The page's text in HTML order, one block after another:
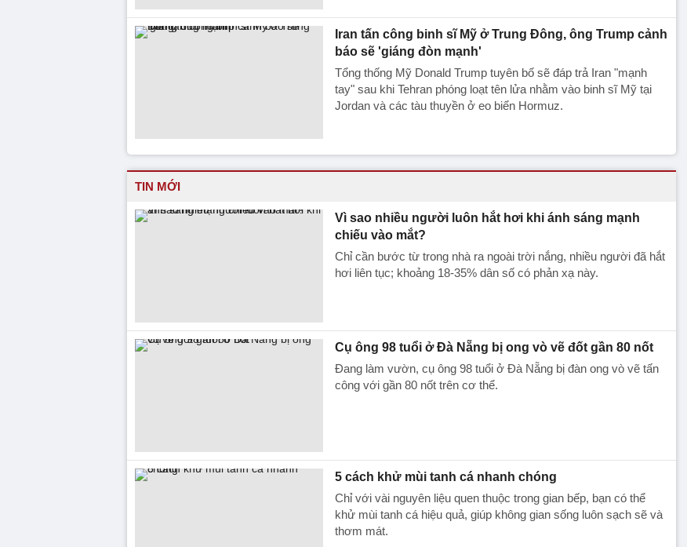
Iran tấn công binh sĩ Mỹ ở Trung Đông, ông Trump cảnh
báo sẽ 'giáng đòn mạnh'
Tổng thống Mỹ Donald Trump tuyên bố sẽ đáp trả Iran "mạnh
tay" sau khi Tehran phóng loạt tên lửa nhằm vào binh sĩ Mỹ tại
Jordan và các tàu thuyền ở eo biển Hormuz.
TIN MỚI
Vì sao nhiều người luôn hắt hơi khi ánh sáng mạnh
chiếu vào mắt?
Chỉ cần bước từ trong nhà ra ngoài trời nắng, nhiều người đã hắt
hơi liên tục; khoảng 18-35% dân số có phản xạ này.
Cụ ông 98 tuổi ở Đà Nẵng bị ong vò vẽ đốt gần 80 nốt
Đang làm vườn, cụ ông 98 tuổi ở Đà Nẵng bị đàn ong vò vẽ tấn
công với gần 80 nốt trên cơ thể.
5 cách khử mùi tanh cá nhanh chóng
Chỉ với vài nguyên liệu quen thuộc trong gian bếp, bạn có thể
khử mùi tanh cá hiệu quả, giúp không gian sống luôn sạch sẽ và
thơm mát.